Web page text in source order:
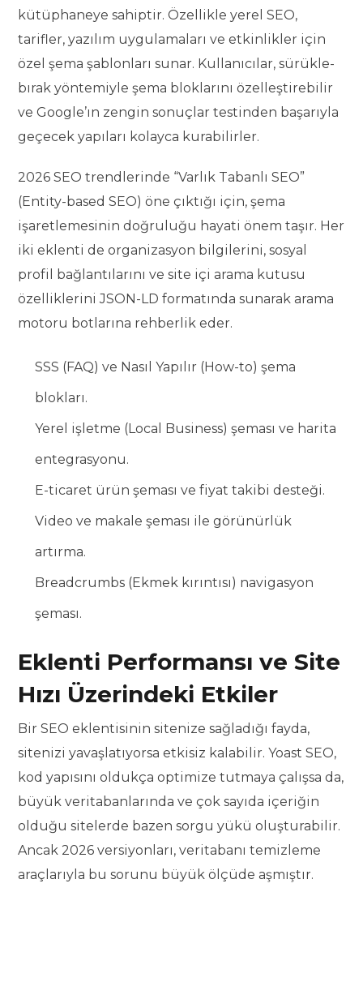
kütüphaneye sahiptir. Özellikle yerel SEO,
tarifler, yazılım uygulamaları ve etkinlikler için
özel şema şablonları sunar. Kullanıcılar, sürükle-
bırak yöntemiyle şema bloklarını özelleştirebilir
ve Google’ın zengin sonuçlar testinden başarıyla
geçecek yapıları kolayca kurabilirler.
2026 SEO trendlerinde “Varlık Tabanlı SEO”
(Entity-based SEO) öne çıktığı için, şema
işaretlemesinin doğruluğu hayati önem taşır. Her
iki eklenti de organizasyon bilgilerini, sosyal
profil bağlantılarını ve site içi arama kutusu
özelliklerini JSON-LD formatında sunarak arama
motoru botlarına rehberlik eder.
SSS (FAQ) ve Nasıl Yapılır (How-to) şema
blokları.
Yerel işletme (Local Business) şeması ve harita
entegrasyonu.
E-ticaret ürün şeması ve fiyat takibi desteği.
Video ve makale şeması ile görünürlük
artırma.
Breadcrumbs (Ekmek kırıntısı) navigasyon
şeması.
Eklenti Performansı ve Site
Hızı Üzerindeki Etkiler
Bir SEO eklentisinin sitenize sağladığı fayda,
sitenizi yavaşlatıyorsa etkisiz kalabilir. Yoast SEO,
kod yapısını oldukça optimize tutmaya çalışsa da,
büyük veritabanlarında ve çok sayıda içeriğin
olduğu sitelerde bazen sorgu yükü oluşturabilir.
Ancak 2026 versiyonları, veritabanı temizleme
araçlarıyla bu sorunu büyük ölçüde aşmıştır.